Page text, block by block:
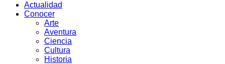
Actualidad
Conocer
Arte
Aventura
Ciencia
Cultura
Historia